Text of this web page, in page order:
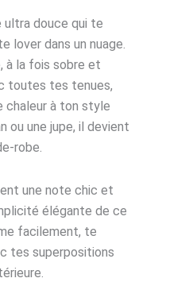
ultra douce qui te
lover dans un nuage.
à la fois sobre et
toutes tes tenues,
chaleur à ton style
ou une jupe, il devient
robe.
une note chic et
élégante de ce
facilement, te
tes superpositions